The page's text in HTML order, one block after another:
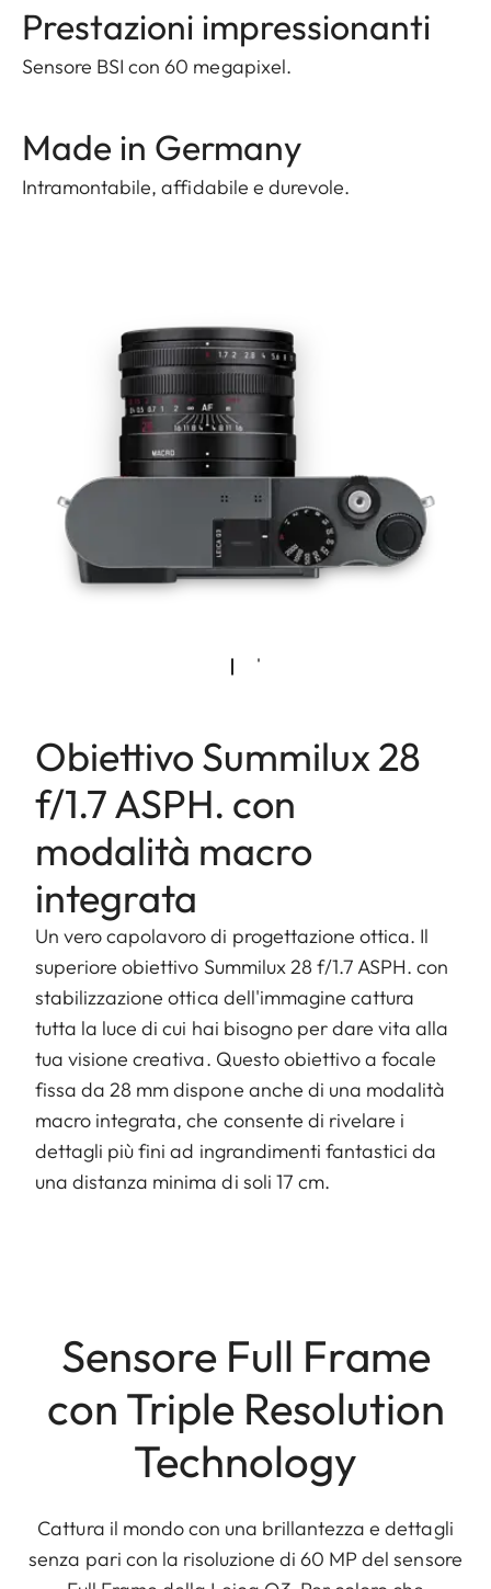
Prestazioni impressionanti
Sensore BSI con 60 megapixel.
Made in Germany
Intramontabile, affidabile e durevole.
Obiettivo Summilux 28
f/1.7 ASPH. con
modalità macro
integrata
Un vero capolavoro di progettazione ottica. Il
superiore obiettivo Summilux 28 f/1.7 ASPH. con
stabilizzazione ottica dell'immagine cattura
tutta la luce di cui hai bisogno per dare vita alla
tua visione creativa. Questo obiettivo a focale
fissa da 28 mm dispone anche di una modalità
macro integrata, che consente di rivelare i
dettagli più fini ad ingrandimenti fantastici da
una distanza minima di soli 17 cm.
Sensore Full Frame
con Triple Resolution
Technology
Cattura il mondo con una brillantezza e dettagli
senza pari con la risoluzione di 60 MP del sensore